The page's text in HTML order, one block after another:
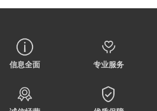
信息全面 专业服务